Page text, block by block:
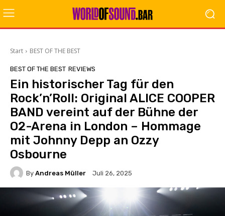
Start BEST OF THE BEST
BEST OF THE BEST REVIEWS
Ein historischer Tag für den
Rock’n’Roll: Original ALICE COOPER
BAND vereint auf der Bühne der
O2-Arena in London – Hommage
mit Johnny Depp an Ozzy
Osbourne
By Andreas Müller Juli 26, 2025